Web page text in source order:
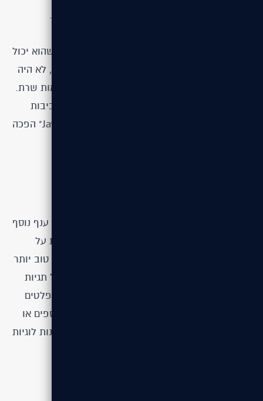
האידיליה השתנתה כשמתכנת צעיר (וחצוף!) גילה שהוא יכול
לגרום ל-JavaScript לרוץ על השרת. לפתע פתאום, לא היה
כל צורך ב-PHP לטובת פיתוח הדור הבא של משימות שרת.
שפה אחת בלבד הייתה דרושה לבניית Node.js וסביבות
העבודה הורצו אצל הלקוח. "JavaScript Everywhere" הפכה
נניח שאתם רוצים להזין תוכן לאתר ובמקביל לצרף ענף נוסף
לתהליך. למשל, הצהרת "If-Then" קטנה שמבוססת על
פרמטרים ב-URL. במקרים כאלה, PHP היא פיתרון טוב יותר
מ-Node.js. בעזרת PHP ניתן לפתוח את הקסם של תגיות
PHP ולכתוב קוד בתוך שניות ספורות. לא צריך טמפלטים
שכן הכל הוא טמפלט. אתם לא זקוקים לקבצים נוספים או
ארכיטקטורה משוכללת. כל שדרוש הוא יכולות תכנות לוגיות